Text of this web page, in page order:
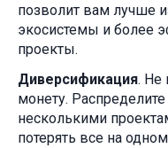
позволит вам лучше
экосистемы и более
проекты.
Диверсификация. Не
монету.
несколькими
потерять все на